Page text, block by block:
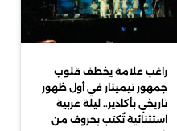
راغب علامة يخطف قلوب
جمهور تيميتار في أول ظهور
تاريخي بأكادير.. ليلة عربية
استثنائية تُكتب بحروف من